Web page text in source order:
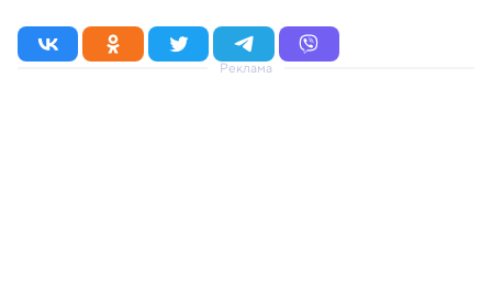
Реклама